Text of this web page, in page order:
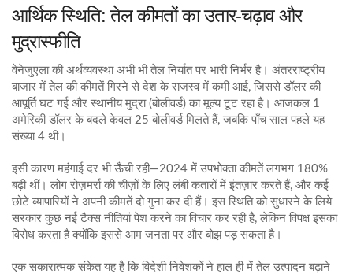
आर्थिक स्थिति: तेल कीमतों का उतार‑चढ़ाव और
मुद्रास्फीति
वेनेजुएला की अर्थव्यवस्था अभी भी तेल निर्यात पर भारी निर्भर है। अंतरराष्ट्रीय
बाजार में तेल की कीमतें गिरने से देश के राजस्व में कमी आई, जिससे डॉलर की
आपूर्ति घट गई और स्थानीय मुद्रा (बोलीवर्ड) का मूल्य टूट रहा है। आजकल 1
अमेरिकी डॉलर के बदले केवल 25 बोलीवर्ड मिलते हैं, जबकि पाँच साल पहले यह
संख्या 4 थी।
इसी कारण महंगाई दर भी ऊँची रही—2024 में उपभोक्ता कीमतें लगभग 180%
बढ़ी थीं। लोग रोज़मर्रा की चीज़ों के लिए लंबी कतारों में इंतज़ार करते हैं, और कई
छोटे व्यापारियों ने अपनी कीमतें दो गुना कर दी हैं। इस स्थिति को सुधारने के लिये
सरकार कुछ नई टैक्स नीतियां पेश करने का विचार कर रही है, लेकिन विपक्ष इसका
विरोध करता है क्योंकि इससे आम जनता पर और बोझ पड़ सकता है।
एक सकारात्मक संकेत यह है कि विदेशी निवेशकों ने हाल ही में तेल उत्पादन बढ़ाने